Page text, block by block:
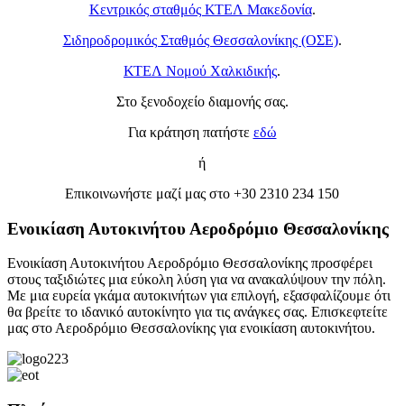
Κεντρικός σταθμός ΚΤΕΛ Μακεδονία.
Σιδηροδρομικός Σταθμός Θεσσαλονίκης (ΟΣΕ).
ΚΤΕΛ Νομού Χαλκιδικής.
Στο ξενοδοχείο διαμονής σας.
Για κράτηση πατήστε εδώ
ή
Επικοινωνήστε μαζί μας στο +30 2310 234 150
Ενοικίαση Αυτοκινήτου Αεροδρόμιο Θεσσαλονίκης
Ενοικίαση Αυτοκινήτου Αεροδρόμιο Θεσσαλονίκης προσφέρει
στους ταξιδιώτες μια εύκολη λύση για να ανακαλύψουν την πόλη.
Με μια ευρεία γκάμα αυτοκινήτων για επιλογή, εξασφαλίζουμε ότι
θα βρείτε το ιδανικό αυτοκίνητο για τις ανάγκες σας. Επισκεφτείτε
μας στο Αεροδρόμιο Θεσσαλονίκης για ενοικίαση αυτοκινήτου.